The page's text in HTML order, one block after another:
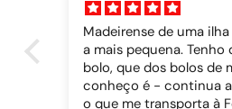
Madeirense de uma
a mais pequena. Tenho
bolo, que dos bolos de
conheço é - continua
o que me transporta à